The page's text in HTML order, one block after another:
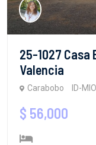
25-1027 Casa
Valencia
Carabobo ID-
$ 56,000